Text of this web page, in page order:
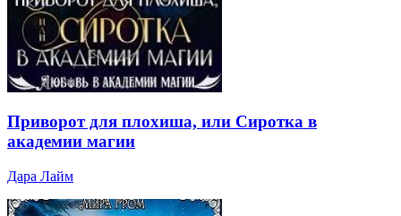
Приворот для плохиша, или Сиротка в
академии магии
Дара Лайм